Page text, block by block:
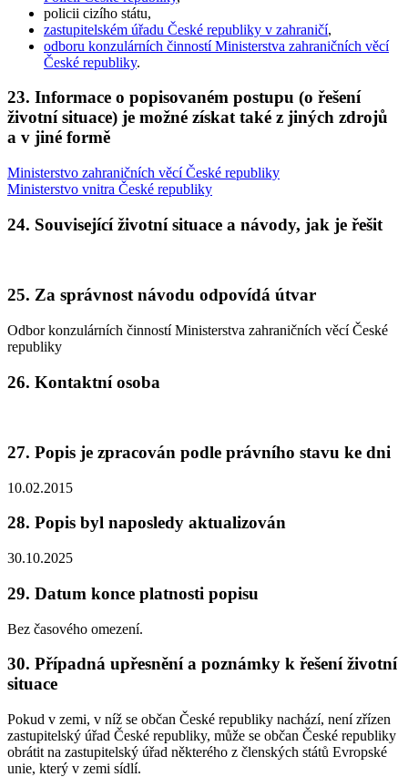
policii cizího státu,
zastupitelském úřadu České republiky v zahraničí,
odboru konzulárních činností Ministerstva zahraničních věcí
České republiky.
23. Informace o popisovaném postupu (o řešení
životní situace) je možné získat také z jiných zdrojů
a v jiné formě
Ministerstvo zahraničních věcí České republiky
Ministerstvo vnitra České republiky
24. Související životní situace a návody, jak je řešit
25. Za správnost návodu odpovídá útvar
Odbor konzulárních činností Ministerstva zahraničních věcí České
republiky
26. Kontaktní osoba
27. Popis je zpracován podle právního stavu ke dni
10.02.2015
28. Popis byl naposledy aktualizován
30.10.2025
29. Datum konce platnosti popisu
Bez časového omezení.
30. Případná upřesnění a poznámky k řešení životní
situace
Pokud v zemi, v níž se občan České republiky nachází, není zřízen
zastupitelský úřad České republiky, může se občan České republiky
obrátit na zastupitelský úřad některého z členských států Evropské
unie, který v zemi sídlí.